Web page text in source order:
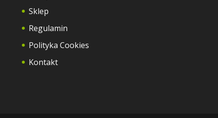
Sklep
Regulamin
Polityka Cookies
Kontakt